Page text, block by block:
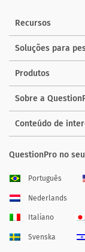
Recursos
Soluções para
Produtos
Sobre a
Conteúdo de
QuestionPro no
Português
Nederlands
Italiano
Svenska